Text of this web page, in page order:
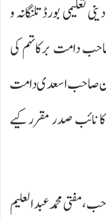
تعلیمی بورڈ تلنگانہ و
دامت برکاتہم کی
صاحب اسعدی دامت
کا نائب صدر مقرر کیے
مفتی محمد عبد العلیم